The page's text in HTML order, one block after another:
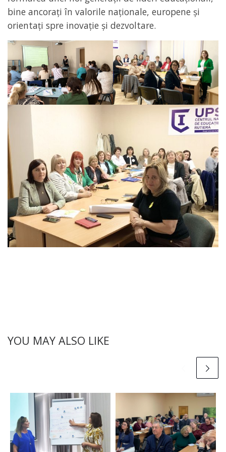
bine ancorați în valorile naționale, europene și
orientați spre inovație și dezvoltare.
YOU MAY ALSO LIKE